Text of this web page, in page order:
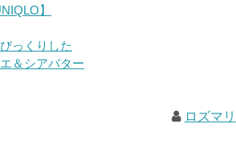
】
っくりした
＆シアバター
ロズマリ